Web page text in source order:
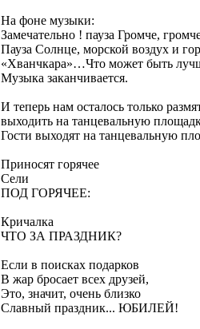
На фоне музыки:
Замечательно ! пауза Громче,
Пауза Солнце, морской воздух и
«Хванчкара»…Что может быть
Музыка заканчивается.
И теперь нам осталось только
выходить на танцевальную
Гости выходят на танцевальную
Приносят горячее
Сели
ПОД ГОРЯЧЕЕ:
Кричалка
ЧТО ЗА ПРАЗДНИК?
Если в поисках подарков
В жар бросает всех друзей,
Это, значит, очень близко
Славный праздник... ЮБИЛЕЙ!